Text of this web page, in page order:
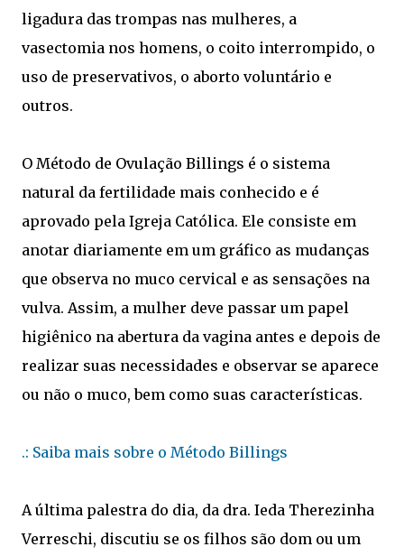
ligadura das trompas nas mulheres, a
vasectomia nos homens, o coito interrompido, o
uso de preservativos, o aborto voluntário e
outros.
O Método de Ovulação Billings é o sistema
natural da fertilidade mais conhecido e é
aprovado pela Igreja Católica. Ele consiste em
anotar diariamente em um gráfico as mudanças
que observa no muco cervical e as sensações na
vulva. Assim, a mulher deve passar um papel
higiênico na abertura da vagina antes e depois de
realizar suas necessidades e observar se aparece
ou não o muco, bem como suas características.
.: Saiba mais sobre o Método Billings
A última palestra do dia, da dra. Ieda Therezinha
Verreschi, discutiu se os filhos são dom ou um